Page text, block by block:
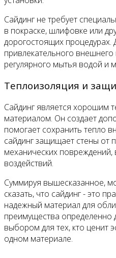
Сайдинг не требует
в покраске, шлифовке или
дорогостоящих процедурах.
привлекательного
регулярного мытья водой и
Теплоизоляция и
Сайдинг является хорошим
материалом. Он создает
помогает сохранить тепло
сайдинг защищает стены от
механических повреждений,
воздействий.
Суммируя вышесказанное,
сказать, что сайдинг - это
надежный материал для
преимущества определенно
выбором для тех, кто ценит
одном материале.